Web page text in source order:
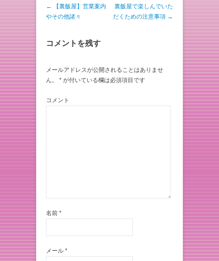
投稿ナビゲーション
←
【裏飯屋】営業案内
やその他諸々
裏飯屋で楽しんでいた
だくための注意事項 →
コメントを残す
メールアドレスが公開されることはありませ
ん。
* が付いている欄は必須項目です
コメント
名前 *
メール *